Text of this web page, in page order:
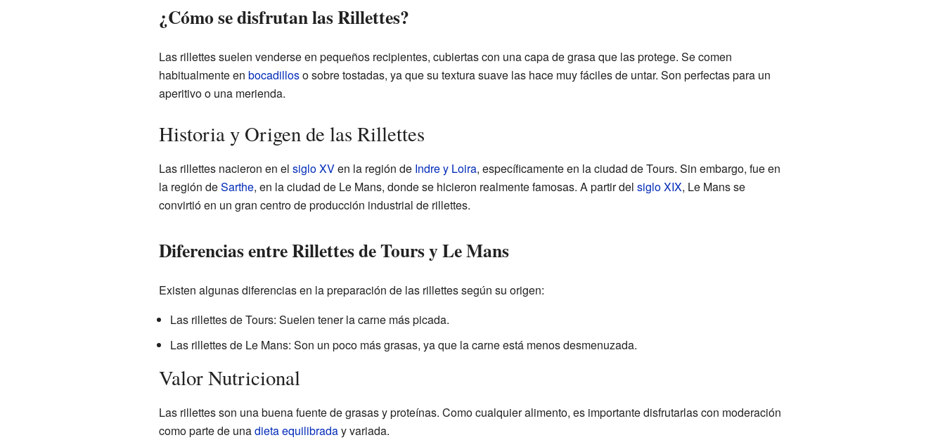
¿Cómo se disfrutan las Rillettes?
Las rillettes suelen venderse en pequeños recipientes, cubiertas con una capa de grasa que las protege. Se comen
habitualmente en bocadilloso sobre tostadas, ya que su textura suave las hace muy fáciles de untar. Son perfectas para un
aperitivo o una merienda.
Historia y Origen de las Rillettes
Las rillettes nacieron en el siglo XVen la región de Indre y Loira, específicamente en la ciudad de Tours. Sin embargo, fue en
la región deSarthe, en la ciudad de Le Mans, donde se hicieron realmente famosas. A partir del siglo XIX, Le Mans se
convirtió en un gran centro de producción industrial de rillettes.
Diferencias entre Rillettes de Tours y Le Mans
Existen algunas diferencias en la preparación de las rillettes según su origen:
Las rillettes de Tours: Suelen tener la carne más picada.
Las rillettes de Le Mans: Son un poco más grasas, ya que la carne está menos desmenuzada.
Valor Nutricional
Las rillettes son una buena fuente de grasas y proteínas. Como cualquier alimento, es importante disfrutarlas con moderación
como parte de unadieta equilibraday variada.